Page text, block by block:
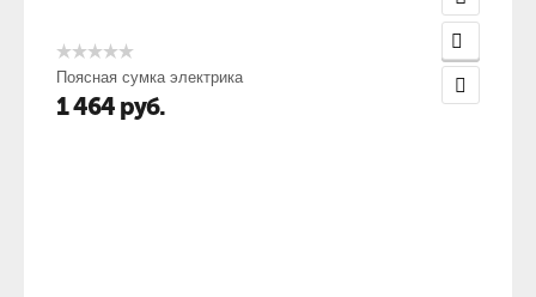
Поясная сумка электрика
1 464 руб.